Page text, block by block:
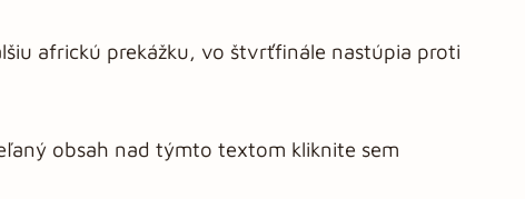
africkú prekážku, vo štvrťfinále nastúpia proti
obsah nad týmto textom kliknite sem